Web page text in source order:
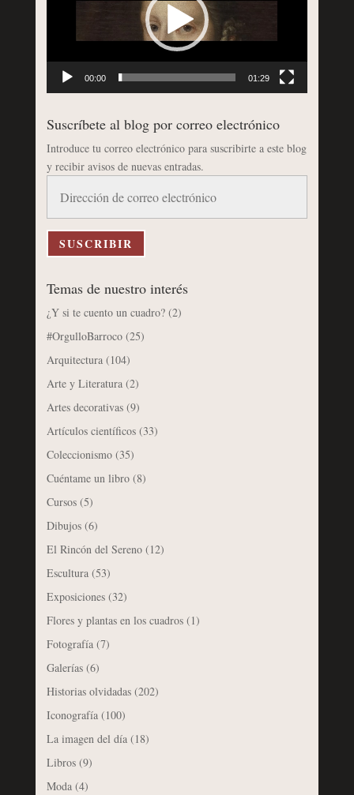
00:00 01:29
Suscríbete al blog por correo electrónico
Introduce tu correo electrónico para suscribirte a este blog
y recibir avisos de nuevas entradas.
correo
electrónico
SUSCRIBIR
Temas de nuestro interés
¿Y si te cuento un cuadro?(2)
#OrgulloBarroco(25)
Arquitectura(104)
Arte y Literatura(2)
Artes decorativas(9)
Artículos científicos(33)
Coleccionismo(35)
Cuéntame un libro(8)
Cursos(5)
Dibujos(6)
El Rincón del Sereno(12)
Escultura(53)
Exposiciones(32)
Flores y plantas en los cuadros(1)
Fotografía(7)
Galerías(6)
Historias olvidadas(202)
Iconografía(100)
La imagen del día(18)
Libros(9)
Moda(4)